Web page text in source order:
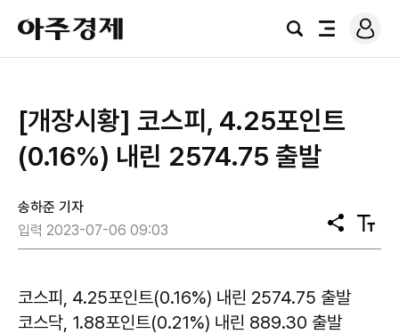
아
주
경
검
전
로
그
[개장시황] 코스피, 4.25포인트
(0.16%) 내린 2574.75 출발
송하준 기자
입력 2023-07-06 09:03
공
유
텍
스
코스피, 4.25포인트(0.16%) 내린 2574.75 출발
코스닥, 1.88포인트(0.21%) 내린 889.30 출발